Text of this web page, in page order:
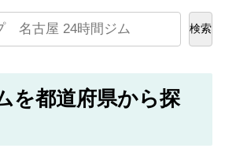
検索
を都道府県から探